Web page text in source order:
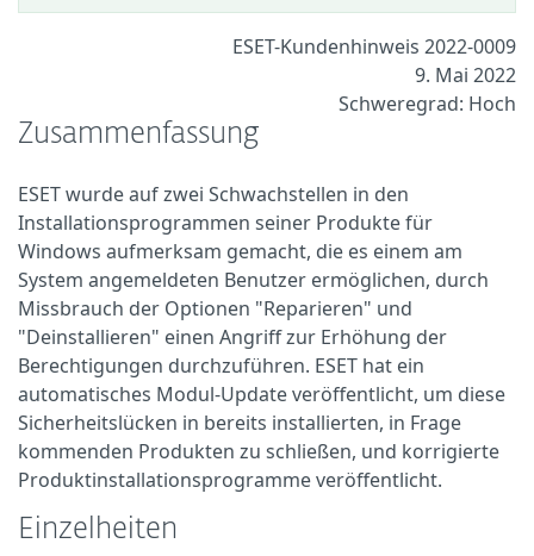
ESET-Kundenhinweis 2022-0009
9. Mai 2022
Schweregrad: Hoch
Zusammenfassung
ESET wurde auf zwei Schwachstellen in den
Installationsprogrammen seiner Produkte für
Windows aufmerksam gemacht, die es einem am
System angemeldeten Benutzer ermöglichen, durch
Missbrauch der Optionen "Reparieren" und
"Deinstallieren" einen Angriff zur Erhöhung der
Berechtigungen durchzuführen. ESET hat ein
automatisches Modul-Update veröffentlicht, um diese
Sicherheitslücken in bereits installierten, in Frage
kommenden Produkten zu schließen, und korrigierte
Produktinstallationsprogramme veröffentlicht.
Einzelheiten